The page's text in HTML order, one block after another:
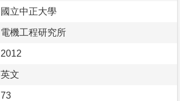
國立中正大學
電機工程研究所
2012
英文
73